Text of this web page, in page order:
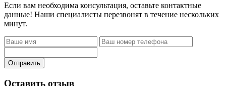
Если вам необходима консультация, оставьте контактные
данные! Наши специалисты перезвонят в течение нескольких
минут.
Отправить
Оставить отзыв